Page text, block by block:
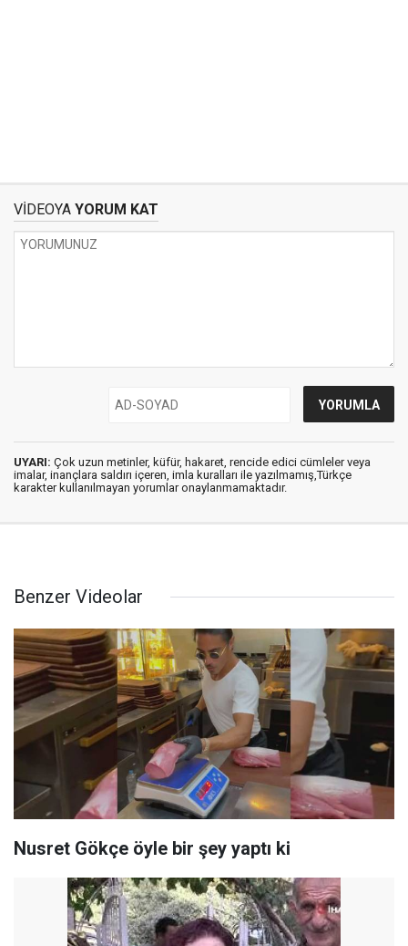
VİDEOYA YORUM KAT
UYARI: Çok uzun metinler, küfür, hakaret, rencide edici cümleler veya
imalar, inançlara saldırı içeren, imla kuralları ile yazılmamış,Türkçe
karakter kullanılmayan yorumlar onaylanmamaktadır.
Benzer Videolar
Nusret Gökçe öyle bir şey yaptı ki